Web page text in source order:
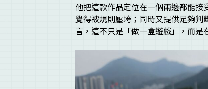
他把這款作品定位在一個兩邊都能
覺得被規則壓垮；同時又提供足夠
言，這不只是「做一盒遊戲」，而是